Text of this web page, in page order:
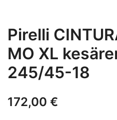
Pirelli
MO XL
245/45-18
172,00 €